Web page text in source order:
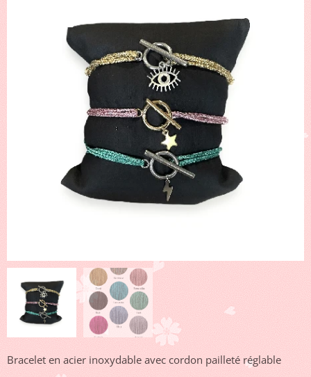
Bracelet en acier inoxydable avec cordon pailleté réglable